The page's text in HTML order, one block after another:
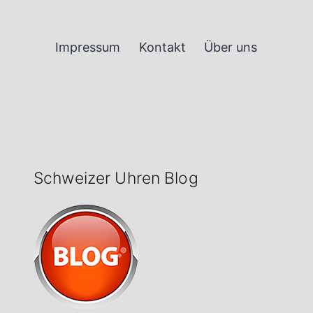
Impressum Kontakt Über uns
Schweizer Uhren Blog